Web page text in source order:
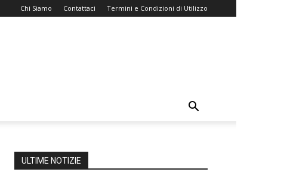
Chi Siamo Contattaci Termini e Condizioni di Utilizzo
ULTIME NOTIZIE